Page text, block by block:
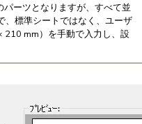
ーツとなりますが、すべて並
、標準シートではなく、ユーザ
210 mm）を手動で入力し、設